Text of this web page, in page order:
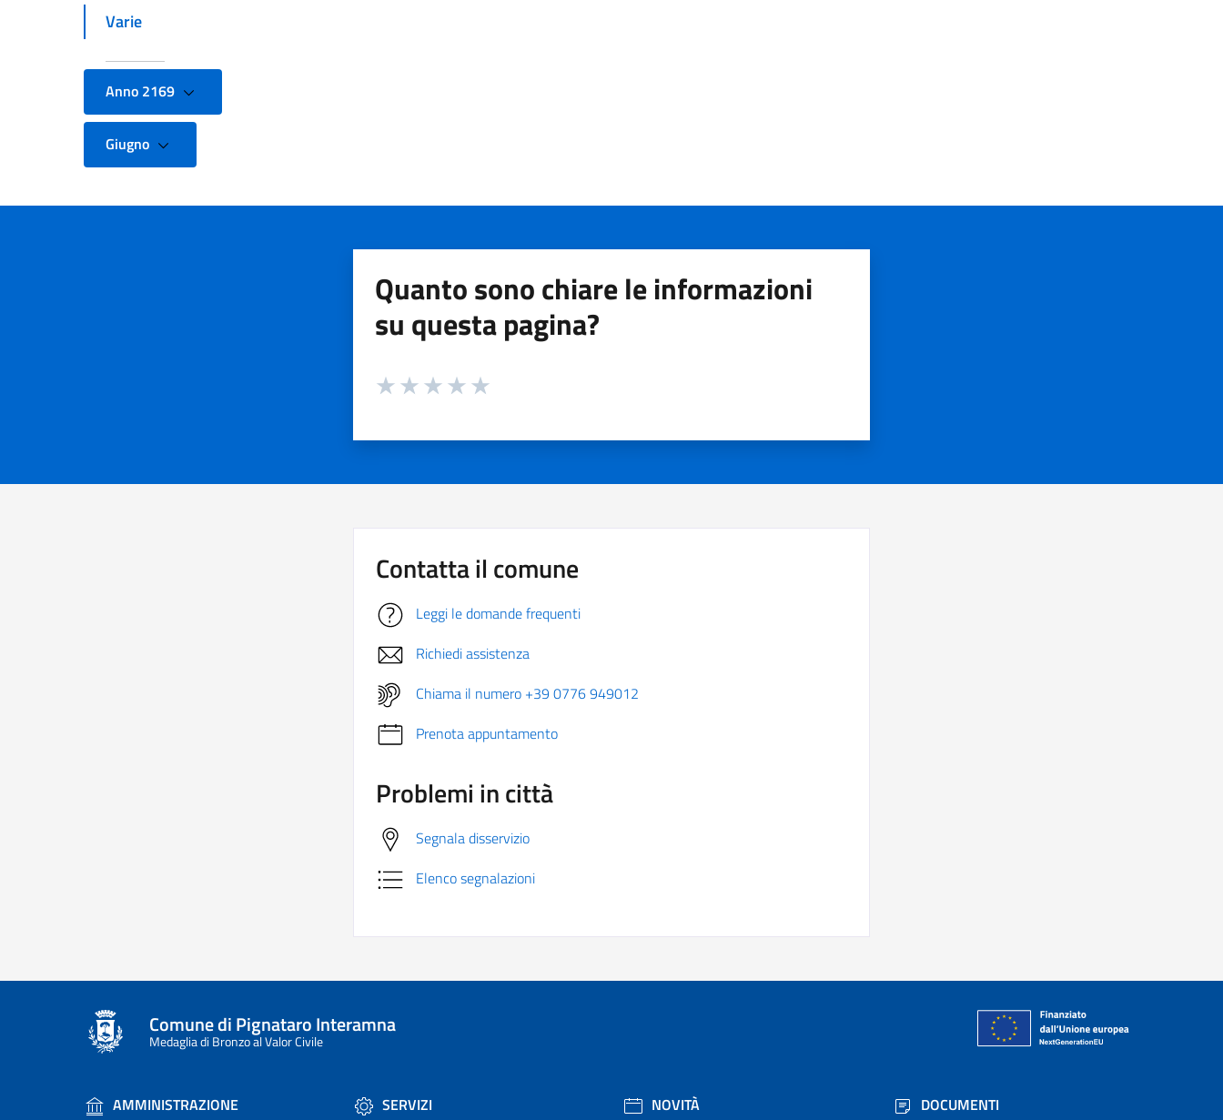
Varie
Anno 2169
Giugno
Quanto sono chiare le informazioni
su questa pagina?
Valuta da 1 a 5 stelle la pagina
Contatta il comune
Leggi le domande frequenti
Richiedi assistenza
Chiama il numero +39 0776 949012
Prenota appuntamento
Problemi in città
Segnala disservizio
Elenco segnalazioni
Comune di Pignataro Interamna
Medaglia di Bronzo al Valor Civile
AMMINISTRAZIONE
SERVIZI
NOVITÀ
DOCUMENTI